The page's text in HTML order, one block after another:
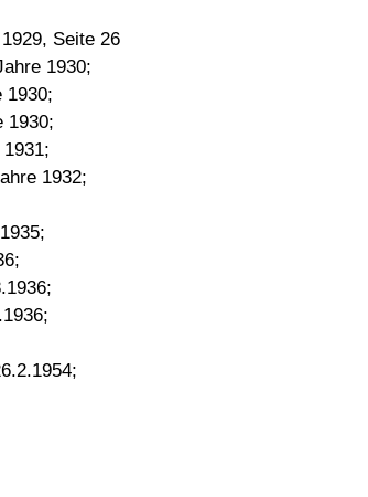
Seite 26
1930;
1930;
1930;
1932;